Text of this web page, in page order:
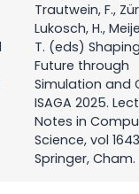
Trautwein, F.,
Lukosch, H.,
T. (eds)
Future through
Simulation and
ISAGA 2025.
Notes in
Science, vol
Springer, Cham.